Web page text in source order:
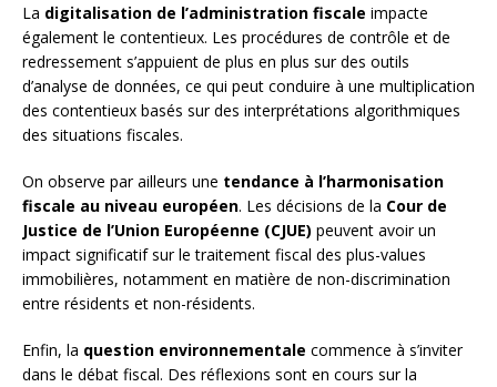
La digitalisation de l’administration fiscale impacte
également le contentieux. Les procédures de contrôle et de
redressement s’appuient de plus en plus sur des outils
d’analyse de données, ce qui peut conduire à une multiplication
des contentieux basés sur des interprétations algorithmiques
des situations fiscales.
On observe par ailleurs une tendance à l’harmonisation
fiscale au niveau européen. Les décisions de la Cour de
Justice de l’Union Européenne (CJUE) peuvent avoir un
impact significatif sur le traitement fiscal des plus-values
immobilières, notamment en matière de non-discrimination
entre résidents et non-résidents.
Enfin, la question environnementale commence à s’inviter
dans le débat fiscal. Des réflexions sont en cours sur la